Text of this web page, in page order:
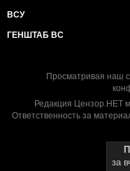
ВСУ
ГЕНШТАБ ВС
Просматривая наш
Редакция Цензор.НЕТ
Ответственность за
за